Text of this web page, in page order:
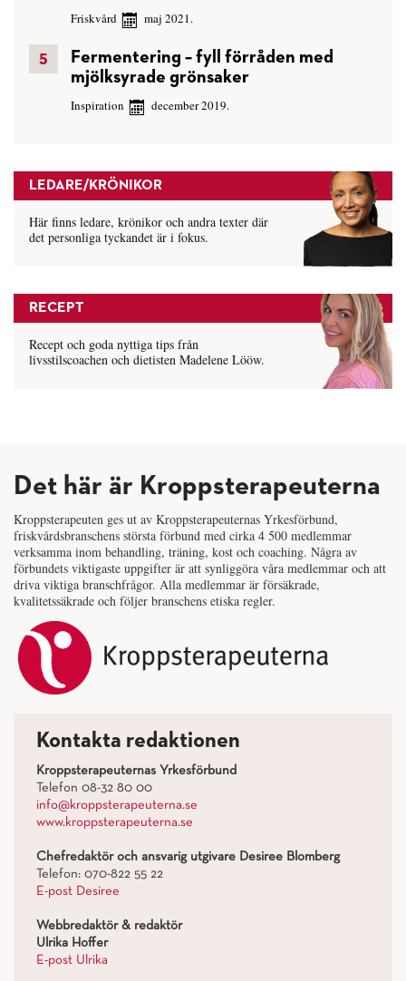
Friskvård maj 2021.
Fermentering – fyll förråden med
mjölksyrade grönsaker
Inspiration december 2019.
LEDARE/KRÖNIKOR
Här finns ledare, krönikor och andra texter där
det personliga tyckandet är i fokus.
RECEPT
Recept och goda nyttiga tips från
livsstilscoachen och dietisten Madelene Lööw.
Det här är Kroppsterapeuterna
Kroppsterapeuten ges ut av Kroppsterapeuternas Yrkesförbund,
friskvårdsbranschens största förbund med cirka 4 500 medlemmar
verksamma inom behandling, träning, kost och coaching. Några av
förbundets viktigaste uppgifter är att synliggöra våra medlemmar och att
driva viktiga branschfrågor. Alla medlemmar är försäkrade,
kvalitetssäkrade och följer branschens etiska regler.
Kontakta redaktionen
Kroppsterapeuternas Yrkesförbund
Telefon 08-32 80 00
info@kroppsterapeuterna.se
www.kroppsterapeuterna.se
Chefredaktör och ansvarig utgivare Desiree Blomberg
Telefon: 070-822 55 22
E-post Desiree
Webbredaktör & redaktör
Ulrika Hoffer
E-post Ulrika